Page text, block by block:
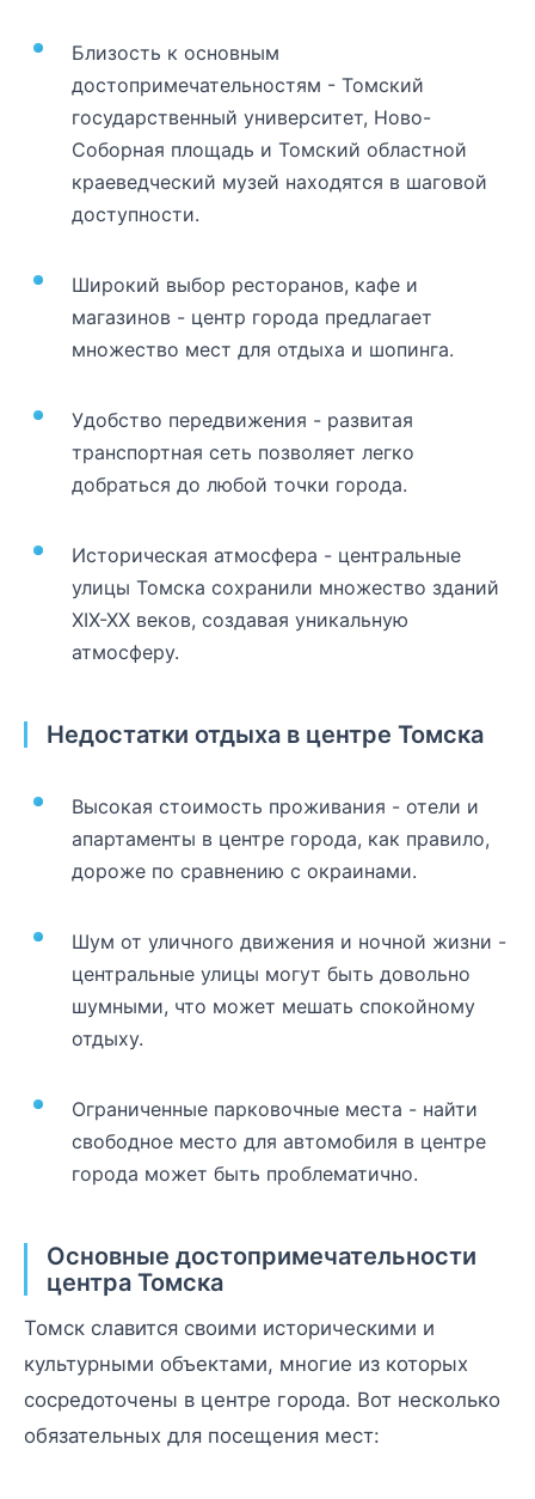
Близость к основным
достопримечательностям - Томский
государственный университет, Ново-
Соборная площадь и Томский областной
краеведческий музей находятся в шаговой
доступности.
Широкий выбор ресторанов, кафе и
магазинов - центр города предлагает
множество мест для отдыха и шопинга.
Удобство передвижения - развитая
транспортная сеть позволяет легко
добраться до любой точки города.
Историческая атмосфера - центральные
улицы Томска сохранили множество зданий
XIX-XX веков, создавая уникальную
атмосферу.
Недостатки отдыха в центре Томска
Высокая стоимость проживания - отели и
апартаменты в центре города, как правило,
дороже по сравнению с окраинами.
Шум от уличного движения и ночной жизни -
центральные улицы могут быть довольно
шумными, что может мешать спокойному
отдыху.
Ограниченные парковочные места - найти
свободное место для автомобиля в центре
города может быть проблематично.
Основные достопримечательности
центра Томска
Томск славится своими историческими и
культурными объектами, многие из которых
сосредоточены в центре города. Вот несколько
обязательных для посещения мест: